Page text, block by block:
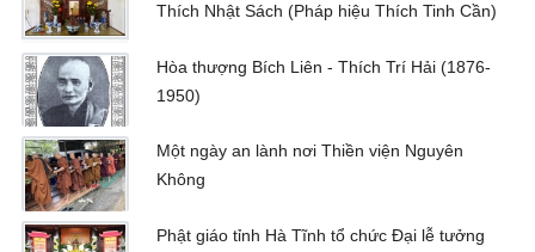
Thích Nhật Sách (Pháp hiệu Thích Tinh Cần)
Hòa thượng Bích Liên - Thích Trí Hải (1876-
1950)
Một ngày an lành nơi Thiền viện Nguyên
Không
Phật giáo tỉnh Hà Tĩnh tổ chức Đại lễ tưởng